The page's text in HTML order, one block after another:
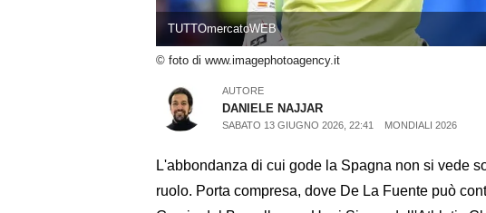
TUTTOmercatoWEB
© foto di www.imagephotoagency.it
AUTORE
DANIELE NAJJAR
SABATO 13 GIUGNO 2026, 22:41 MONDIALI 2026
L'abbondanza di cui gode la Spagna non si vede
ruolo. Porta compresa, dove De La Fuente può